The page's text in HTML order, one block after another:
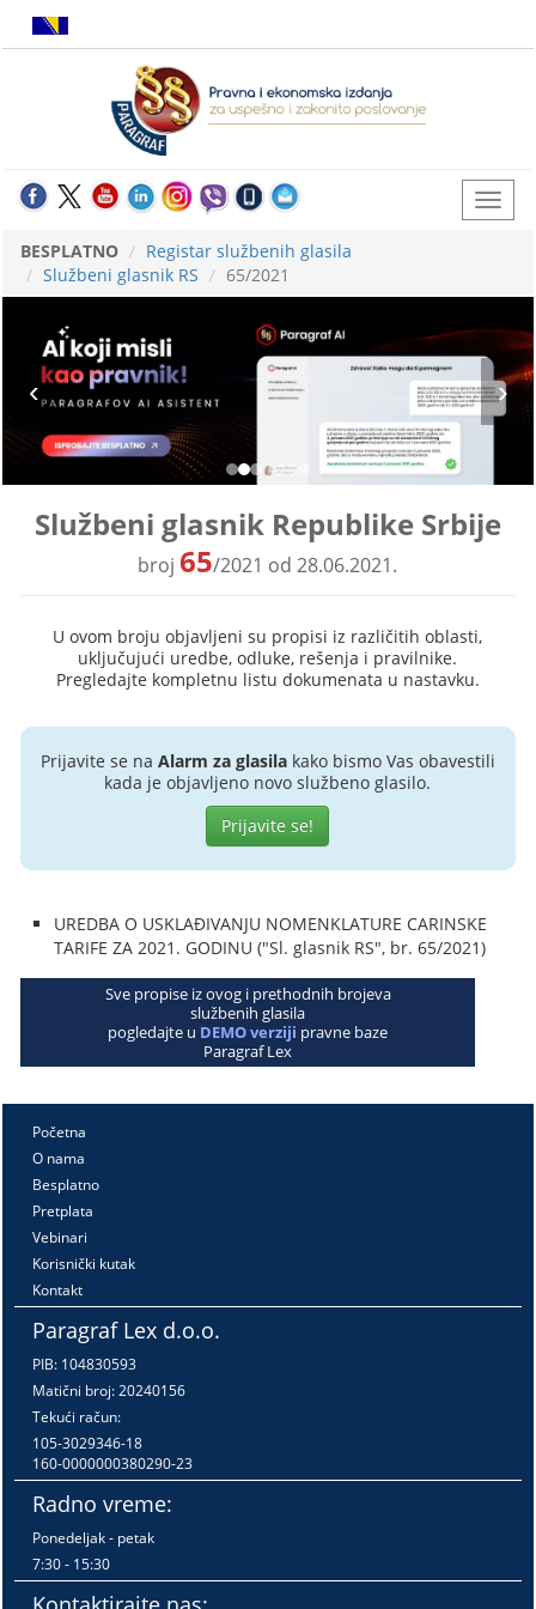
BESPLATNO
Registar službenih glasila
Službeni glasnik RS
65/2021
Službeni glasnik Republike Srbije
broj65/2021 od 28.06.2021.
U ovom broju objavljeni su propisi iz različitih oblasti,
uključujući uredbe, odluke, rešenja i pravilnike.
Pregledajte kompletnu listu dokumenata u nastavku.
Prijavite se na Alarm za glasilakako bismo Vas obavestili
kada je objavljeno novo službeno glasilo.
Prijavite se!
UREDBA O USKLAĐIVANJU NOMENKLATURE CARINSKE
TARIFE ZA 2021. GODINU ("Sl. glasnik RS", br. 65/2021)
Sve propise iz ovog i prethodnih brojeva
službenih glasila
pogledajte u DEMO verziji pravne baze
Paragraf Lex
Početna
O nama
Besplatno
Pretplata
Vebinari
Korisnički kutak
Kontakt
Paragraf Lex d.o.o.
PIB: 104830593
Matični broj: 20240156
Tekući račun:
105-3029346-18
160-0000000380290-23
Radno vreme:
Ponedeljak - petak
7:30 - 15:30